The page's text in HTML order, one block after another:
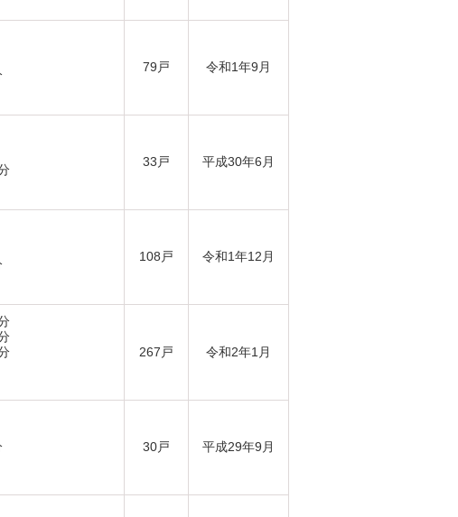
79戸 令和1年9月
33戸 平成30年6月
108戸 令和1年12月
267戸 令和2年1月
30戸 平成29年9月